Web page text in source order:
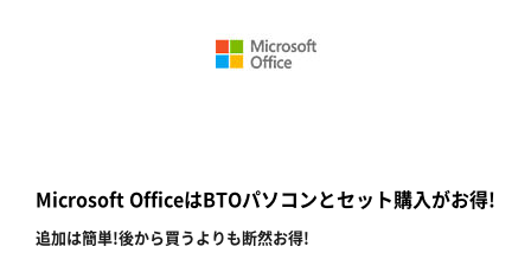
Microsoft OfficeはBTOパソコンとセット購入がお得!
追加は簡単!後から買うよりも断然お得!